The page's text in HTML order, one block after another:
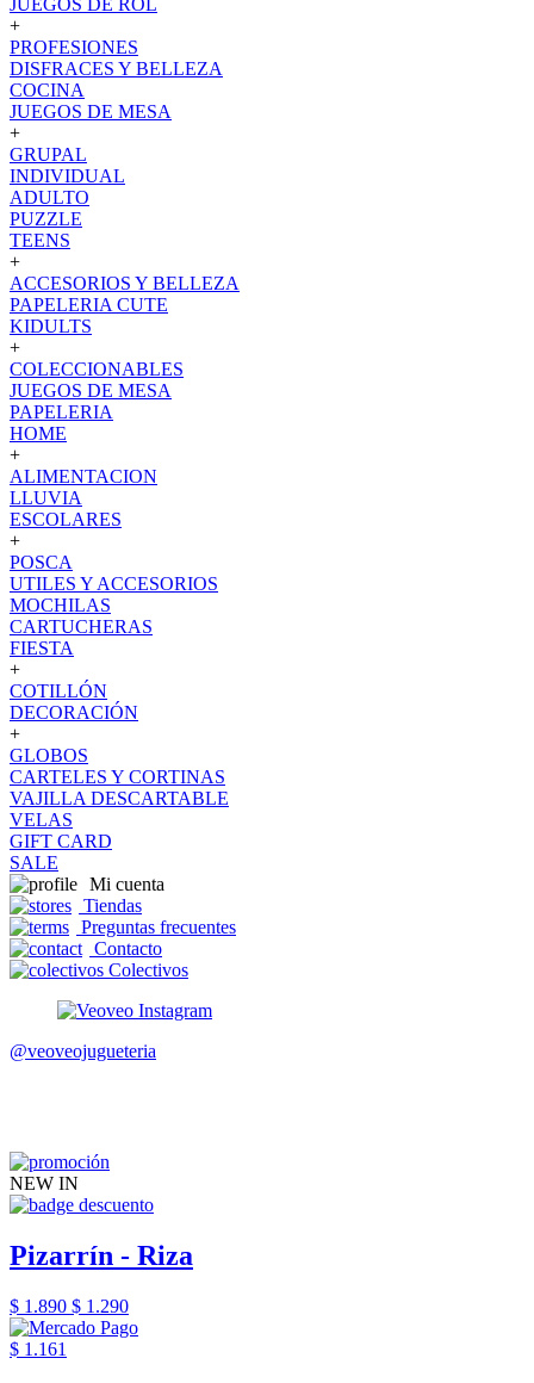
JUEGOS DE ROL
+
PROFESIONES
DISFRACES Y BELLEZA
COCINA
JUEGOS DE MESA
+
GRUPAL
INDIVIDUAL
ADULTO
PUZZLE
TEENS
+
ACCESORIOS Y BELLEZA
PAPELERIA CUTE
KIDULTS
+
COLECCIONABLES
JUEGOS DE MESA
PAPELERIA
HOME
+
ALIMENTACION
LLUVIA
ESCOLARES
+
POSCA
UTILES Y ACCESORIOS
MOCHILAS
CARTUCHERAS
FIESTA
+
COTILLÓN
DECORACIÓN
+
GLOBOS
CARTELES Y CORTINAS
VAJILLA DESCARTABLE
VELAS
GIFT CARD
SALE
Mi cuenta
Tiendas
Preguntas frecuentes
Contacto
Colectivos
@veoveojugueteria
NEW IN
Pizarrín - Riza
$ 1.890 $ 1.290
$ 1.161